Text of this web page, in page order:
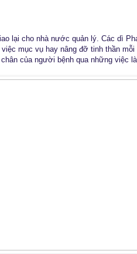
lại cho nhà nước quản lý. Các dì
việc mục vụ hay nâng đỡ tinh thần
của người bệnh qua những việc